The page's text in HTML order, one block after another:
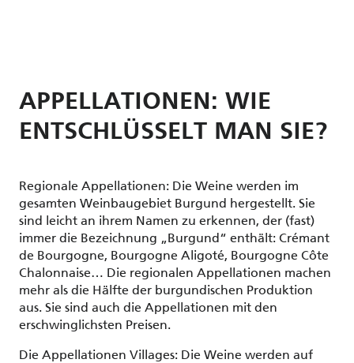
APPELLATIONEN: WIE
ENTSCHLÜSSELT MAN SIE?
Regionale Appellationen: Die Weine werden im
gesamten Weinbaugebiet Burgund hergestellt. Sie
sind leicht an ihrem Namen zu erkennen, der (fast)
immer die Bezeichnung „Burgund“ enthält: Crémant
de Bourgogne, Bourgogne Aligoté, Bourgogne Côte
Chalonnaise… Die regionalen Appellationen machen
mehr als die Hälfte der burgundischen Produktion
aus. Sie sind auch die Appellationen mit den
erschwinglichsten Preisen.
Die Appellationen Villages: Die Weine werden auf